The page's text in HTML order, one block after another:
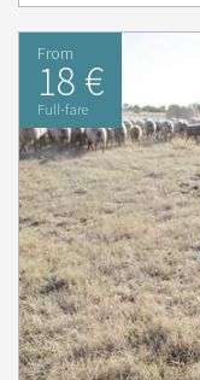
From
18 €
Full-fare